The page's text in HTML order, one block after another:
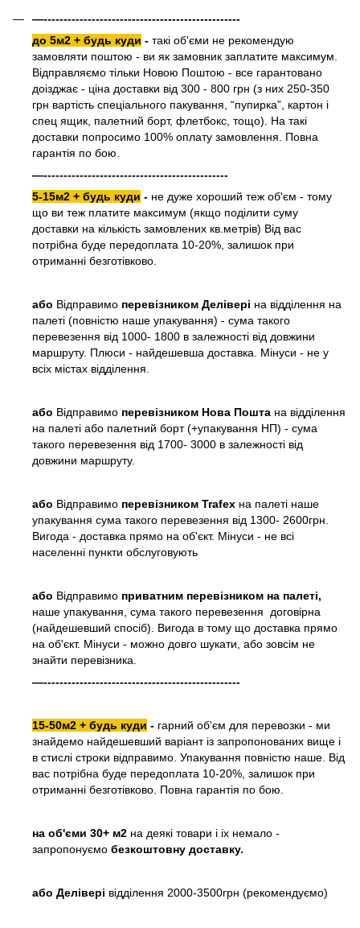
—-------------------------------------------------
до 5м2 + будь куди - такі об'єми не рекомендую
замовляти поштою - ви як замовник заплатите максимум.
Відправляємо тільки Новою Поштою - все гарантовано
доізджає - ціна доставки від 300 - 800 грн (з них 250-350
грн вартість спеціального пакування, “пупирка”, картон і
спец ящик, палетний борт, флетбокс, тощо). На такі
доставки попросимо 100% оплату замовлення. Повна
гарантія по бою.
—----------------------------------------------
5-15м2 + будь куди - не дуже хороший теж об'єм - тому
що ви теж платите максимум (якщо поділити суму
доставки на кількість замовлених кв.метрів) Від вас
потрібна буде передоплата 10-20%, залишок при
отриманні безготівково.
або Відправимо перевізником Делівері на відділення на
палеті (повністю наше упакування) - сума такого
перевезення від 1000- 1800 в залежності від довжини
маршруту. Плюси - найдешевша доставка. Мінуси - не у
всіх містах відділення.
або Відправимо перевізником Нова Пошта на відділення
на палеті або палетний борт (+упакування НП) - сума
такого перевезення від 1700- 3000 в залежності від
довжини маршруту.
або Відправимо перевізником Trafex на палеті наше
упакування сума такого перевезення від 1300- 2600грн.
Вигода - доставка прямо на об'єкт. Мінуси - не всі
населенні пункти обслуговують
або Відправимо приватним перевізником на палеті,
наше упакування, сума такого перевезення договірна
(найдешевший спосіб). Вигода в тому що доставка прямо
на об'єкт. Мінуси - можно довго шукати, або зовсім не
знайти перевізника.
—-------------------------------------------------
15-50м2 + будь куди - гарний об'єм для перевозки - ми
знайдемо найдешевший варіант із запропонованих вище і
в стислі строки відправимо. Упакування повністю наше. Від
вас потрібна буде передоплата 10-20%, залишок при
отриманні безготівково. Повна гарантія по бою.
на об'єми 30+ м2 на деякі товари і іх немало -
запропонуємо безкоштовну доставку.
або Делівері відділення 2000-3500грн (рекомендуємо)